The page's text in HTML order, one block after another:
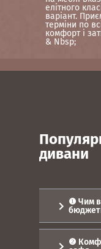
елітного
варіант.
терміни по
комфорт і
& Nbsp;
дивани
❶ Чим
Вибір
❷